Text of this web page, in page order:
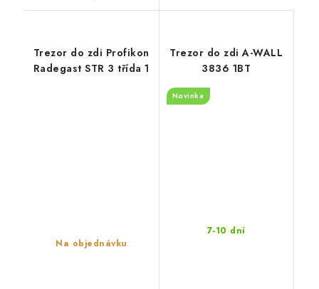
Trezor do zdi Profikon
Radegast STR 3 třída 1
Na objednávku
Trezor do zdi A-WALL
3836 1BT
Novinka
7-10 dní